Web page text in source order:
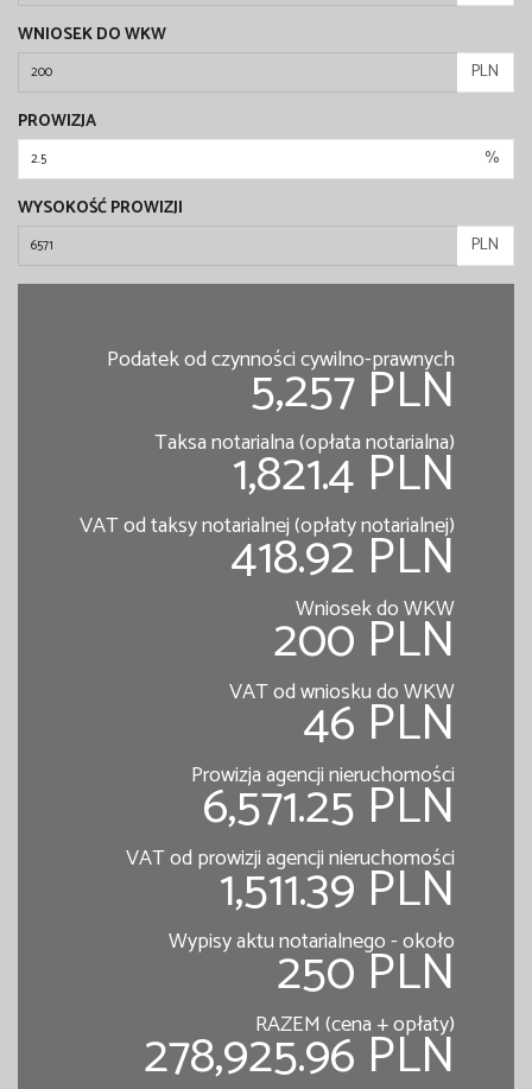
WNIOSEK DO WKW
PLN
PROWIZJA
%
WYSOKOŚĆ PROWIZJI
PLN
Podatek od czynności cywilno-prawnych
5,257 PLN
Taksa notarialna (opłata notarialna)
1,821.4 PLN
VAT od taksy notarialnej (opłaty notarialnej)
418.92 PLN
Wniosek do WKW
200 PLN
VAT od wniosku do WKW
46 PLN
Prowizja agencji nieruchomości
6,571.25 PLN
VAT od prowizji agencji nieruchomości
1,511.39 PLN
Wypisy aktu notarialnego - około
250 PLN
RAZEM (cena + opłaty)
278,925.96 PLN